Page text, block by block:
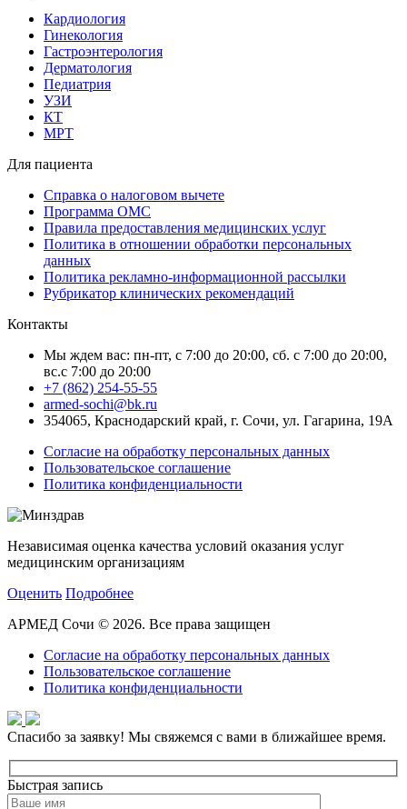
Кардиология
Гинекология
Гастроэнтерология
Дерматология
Педиатрия
УЗИ
КТ
МРТ
Для пациента
Справка о налоговом вычете
Программа ОМС
Правила предоставления медицинских услуг
Политика в отношении обработки персональных
данных
Политика рекламно-информационной рассылки
Рубрикатор клинических рекомендаций
Контакты
Мы ждем вас: пн-пт, с 7:00 до 20:00, сб. с 7:00 до 20:00,
вс.с 7:00 до 20:00
+7 (862) 254-55-55
armed-sochi@bk.ru
354065, Краснодарский край, г. Сочи, ул. Гагарина, 19А
Согласие на обработку персональных данных
Пользовательское соглашение
Политика конфиденциальности
Независимая оценка качества условий оказания услуг
медицинским организациям
Оценить Подробнее
АРМЕД Сочи © 2026. Все права защищен
Согласие на обработку персональных данных
Пользовательское соглашение
Политика конфиденциальности
Спасибо за заявку! Мы свяжемся с вами в ближайшее время.
Быстрая запись